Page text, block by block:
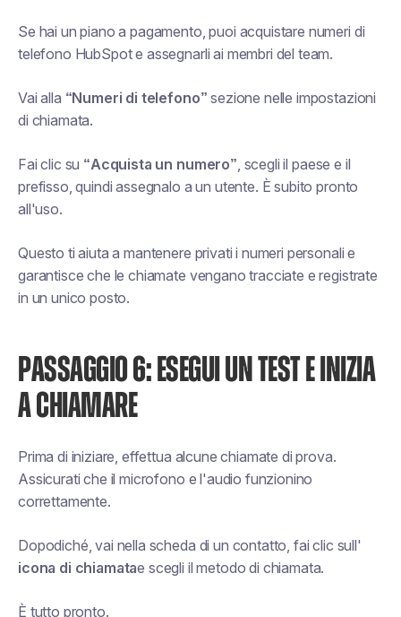
Se hai un piano a pagamento, puoi acquistare numeri di
telefono HubSpot e assegnarli ai membri del team.
Vai alla “Numeri di telefono” sezione nelle impostazioni
di chiamata.
Fai clic su “Acquista un numero”, scegli il paese e il
prefisso, quindi assegnalo a un utente. È subito pronto
all'uso.
Questo ti aiuta a mantenere privati i numeri personali e
garantisce che le chiamate vengano tracciate e registrate
in un unico posto.
PASSAGGIO 6: ESEGUI UN TEST E INIZIA
A CHIAMARE
Prima di iniziare, effettua alcune chiamate di prova.
Assicurati che il microfono e l'audio funzionino
correttamente.
Dopodiché, vai nella scheda di un contatto, fai clic sull'
icona di chiamatae scegli il metodo di chiamata.
È tutto pronto.